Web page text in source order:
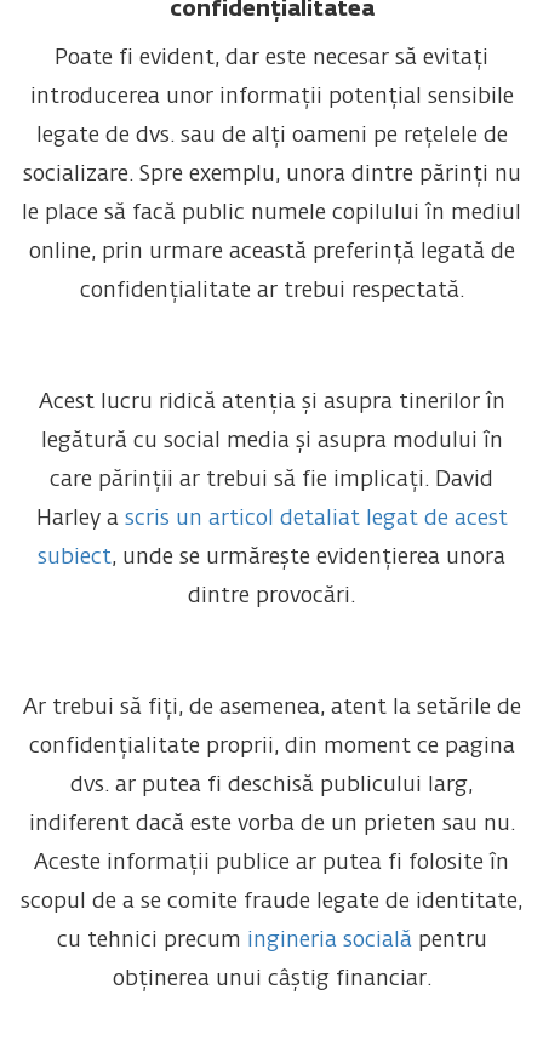
confidențialitatea
Poate fi evident, dar este necesar să evitați
introducerea unor informații potențial sensibile
legate de dvs. sau de alți oameni pe rețelele de
socializare. Spre exemplu, unora dintre părinți nu
le place să facă public numele copilului în mediul
online, prin urmare această preferință legată de
confidențialitate ar trebui respectată.
Acest lucru ridică atenția și asupra tinerilor în
legătură cu social media și asupra modului în
care părinții ar trebui să fie implicați. David
Harley a scris un articol detaliat legat de acest
subiect, unde se urmărește evidențierea unora
dintre provocări.
Ar trebui să fiți, de asemenea, atent la setările de
confidențialitate proprii, din moment ce pagina
dvs. ar putea fi deschisă publicului larg,
indiferent dacă este vorba de un prieten sau nu.
Aceste informații publice ar putea fi folosite în
scopul de a se comite fraude legate de identitate,
cu tehnici precum ingineria socialăpentru
obținerea unui câștig financiar.